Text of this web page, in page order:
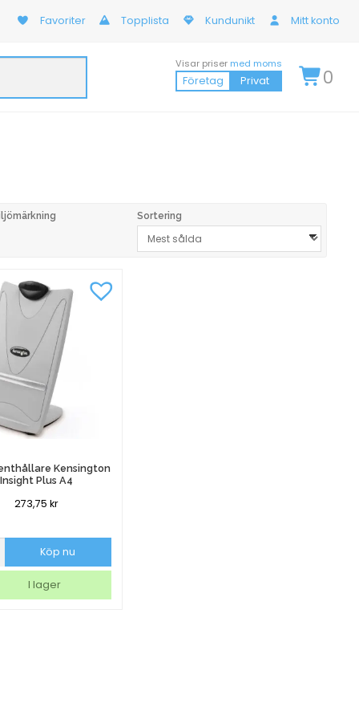
Favoriter Topplista Kundunikt Mitt konto
Visar priser med moms
Företag Privat 0
Sortering
Kensington
Insight Plus A4
273,75kr
Köp nu
I lager